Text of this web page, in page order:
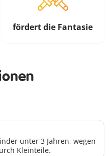
fördert die Fantasie
unter 3 Jahren, wegen
Kleinteile.